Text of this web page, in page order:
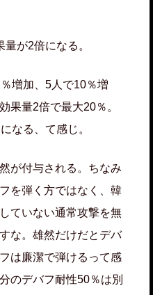
が2倍になる。
増加、5人で10％増
果量2倍で最大20％。
なる、て感じ。
が付与される。ちなみ
を弾く方ではなく、韓
ていない通常攻撃を無
な。雄然だけだとデバ
は廉潔で弾けるって感
のデバフ耐性50％は別